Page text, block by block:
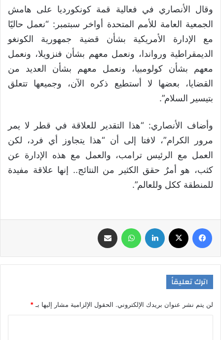
وقال الأنصاري في فعالية قمة كونكورديا على هامش
الجمعية العامة للأمم المتحدة أواخر سبتمبر: “نعمل حاليًا
مع الإدارة الأمريكية بشأن قضية جمهورية الكونغو
الديمقراطية ورواندا، ونعمل معهم بشأن فنزويلا، ونعمل
معهم بشأن كولومبيا، ونعمل معهم بشأن العديد من
القضايا، بعضها لا أستطيع ذكره الآن، وجميعها تتعلق
بتيسير السلام”.
وأضاف الأنصاري: “هذا التقدير للعلاقة في قطر لا يمر
مرور الكرام”، لافتا إلى أن “هذا يتجاوز أي فرد، لكن
العمل مع الرئيس ترامب، والعمل مع هذه الإدارة عن
كثب، هو أمرٌ حقق الكثير من النتائج.. إنها علاقة مفيدة
للمنطقة ككل وللعالم”.
اترك تعليقاً
لن يتم نشر عنوان بريدك الإلكتروني. الحقول الإلزامية مشار إليها بـ *